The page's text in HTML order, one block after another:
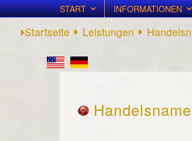
START INFORMATIONEN
Startseite Leistungen